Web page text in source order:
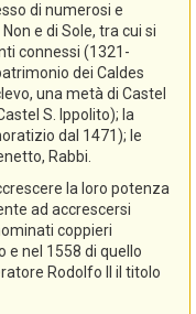
di numerosi e
e di Sole, tra cui si
connessi (1321-
dei Caldes
una metà di Castel
S. Ippolito); la
dal 1471); le
Rabbi.
la loro potenza
ad accrescersi
coppieri
e nel 1558 di quello
Rodolfo II il titolo